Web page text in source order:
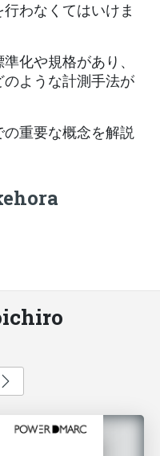
わなくてはいけま
化や規格があり、
のような計測手法が
重要な概念を解説